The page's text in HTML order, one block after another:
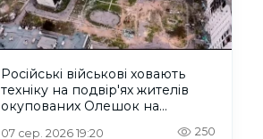
Російські військові ховають
техніку на подвір'ях жителів
окупованих Олешок на
07 сер. 2026 19:20 250